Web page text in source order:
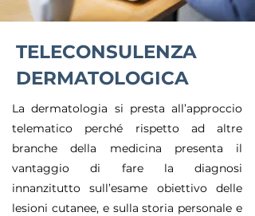
TELECONSULENZA
DERMATOLOGICA
La dermatologia si presta all’approccio
telematico perché rispetto ad altre
branche della medicina presenta il
vantaggio di fare la diagnosi
innanzitutto sull’esame obiettivo delle
lesioni cutanee, e sulla storia personale e